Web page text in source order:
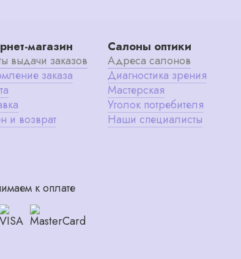
магазин
выдачи заказов
заказа
и возврат
Салоны оптики
Адреса салонов
Диагностика зрения
Мастерская
Уголок потребителя
Наши специалисты
к оплате